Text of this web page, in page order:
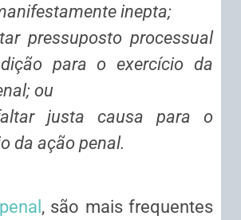
inepta;
pressuposto processual
para o exercício da
ou
justa causa para o
da ação penal.
, são mais frequentes